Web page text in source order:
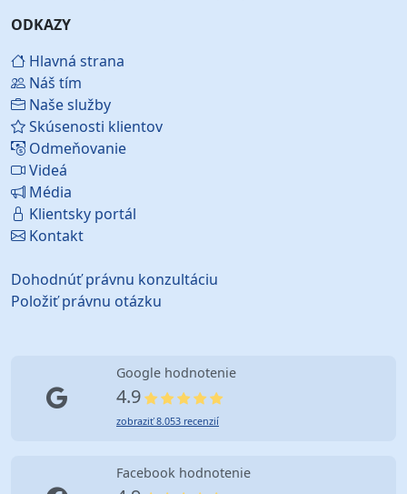
ODKAZY
Hlavná strana
Náš tím
Naše služby
Skúsenosti klientov
Odmeňovanie
Videá
Média
Klientsky portál
Kontakt
Dohodnúť právnu konzultáciu
Položiť právnu otázku
Google hodnotenie
4.9
zobraziť 8.053 recenzií
Facebook hodnotenie